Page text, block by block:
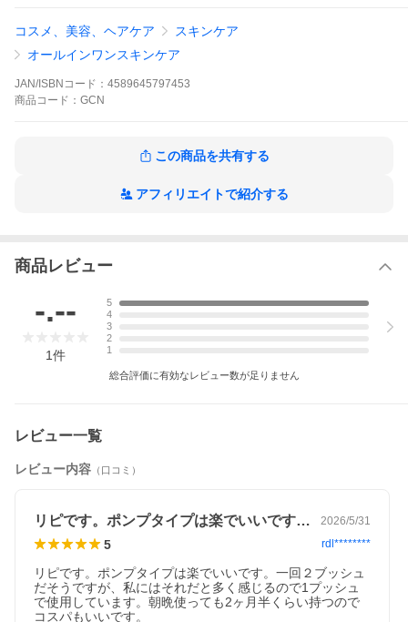
コスメ、美容、ヘアケア
スキンケア
オールインワンスキンケア
JAN/ISBNコード： 4589645797453
商品 コード： GCN
この商品を共有する
アフィリエイトで紹介する
商品レビュー
-.--
1件
5
4
3
2
1
総合評価に有効なレビュー数が足りません
レビュー一覧
レビュー内容 （口コミ）
リピです。ポンプタイプは楽でいいです。… 2026/5/31
5 rdl********
リピです。ポンプタイプは楽でいいです。一回２ブッシュ
だそうですが、私にはそれだと多く感じるので1プッシュ
で使用しています。朝晩使っても2ヶ月半くらい持つので
コスパもいいです。